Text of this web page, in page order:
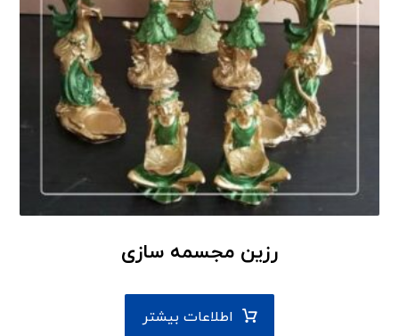
رزین مجسمه سازی
اطلاعات بیشتر